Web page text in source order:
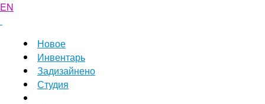
EN
Новое
Инвентарь
Задизайнено
Студия